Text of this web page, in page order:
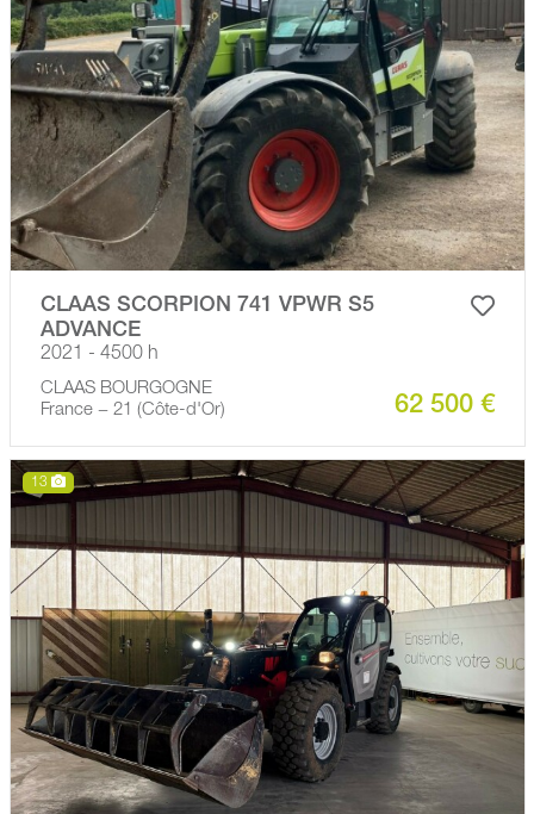
CLAAS SCORPION 741 VPWR S5
ADVANCE
2021 - 4500 h
CLAAS BOURGOGNE
France − 21 (Côte-d'Or)
62 500 €
13